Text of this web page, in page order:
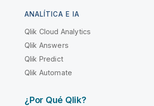
ANALÍTICA E IA
Qlik Cloud Analytics
Qlik Answers
Qlik Predict
Qlik Automate
¿Por Qué Qlik?